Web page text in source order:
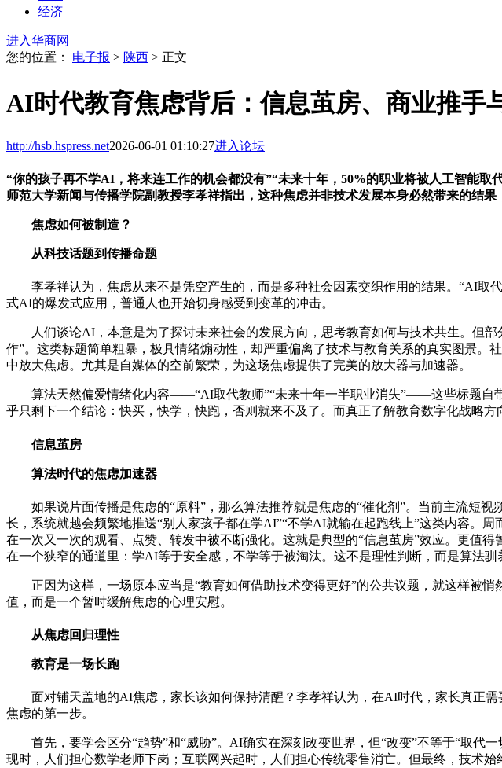
经济
进入华商网
您的位置： 电子报 > 陕西 > 正文
AI时代教育焦虑背后：信息茧房、商业推手
http://hsb.hspress.net2026-06-01 01:10:27进入论坛
“你的孩子再不学AI，将来连工作的机会都没有”“未来十年，50%的职业将被人工智能
师范大学新闻与传播学院副教授李孝祥指出，这种焦虑并非技术发展本身必然带来的结果
焦虑如何被制造？
从科技话题到传播命题
李孝祥认为，焦虑从来不是凭空产生的，而是多种社会因素交织作用的结果。“AI
式AI的爆发式应用，普通人也开始切身感受到变革的冲击。
人们谈论AI，本意是为了探讨未来社会的发展方向，思考教育如何与技术共生。但
作”。这类标题简单粗暴，极具情绪煽动性，却严重偏离了技术与教育关系的真实图景
中放大焦虑。尤其是自媒体的空前繁荣，为这场焦虑提供了完美的放大器与加速器。
算法天然偏爱情绪化内容——“AI取代教师”“未来十年一半职业消失”——这些标题自
乎只剩下一个结论：快买，快学，快跑，否则就来不及了。而真正了解教育数字化战略
信息茧房
算法时代的焦虑加速器
如果说片面传播是焦虑的“原料”，那么算法推荐就是焦虑的“催化剂”。当前主流短
长，系统就越会频繁地推送“别人家孩子都在学AI”“不学AI就输在起跑线上”这类内容。
在一次又一次的观看、点赞、转发中被不断强化。这就是典型的“信息茧房”效应。更值
在一个狭窄的通道里：学AI等于安全感，不学等于被淘汰。这不是理性判断，而是算法驯
正因为这样，一场原本应当是“教育如何借助技术变得更好”的公共议题，就这样被
值，而是一个暂时缓解焦虑的心理安慰。
从焦虑回归理性
教育是一场长跑
面对铺天盖地的AI焦虑，家长该如何保持清醒？李孝祥认为，在AI时代，家长真正
焦虑的第一步。
首先，要学会区分“趋势”和“威胁”。AI确实在深刻改变世界，但“改变”不等于“取
现时，人们担心数学老师下岗；互联网兴起时，人们担心传统零售消亡。但最终，技术